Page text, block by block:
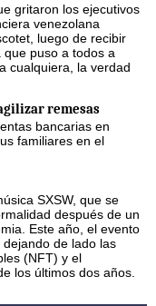
gritaron los ejecutivos
venezolana
luego de recibir
puso a todos a
cualquiera, la verdad
remesas
bancarias en
familiares en el
SXSW, que se
después de un
Este año, el evento
de lado las
(NFT) y el
los últimos dos años.